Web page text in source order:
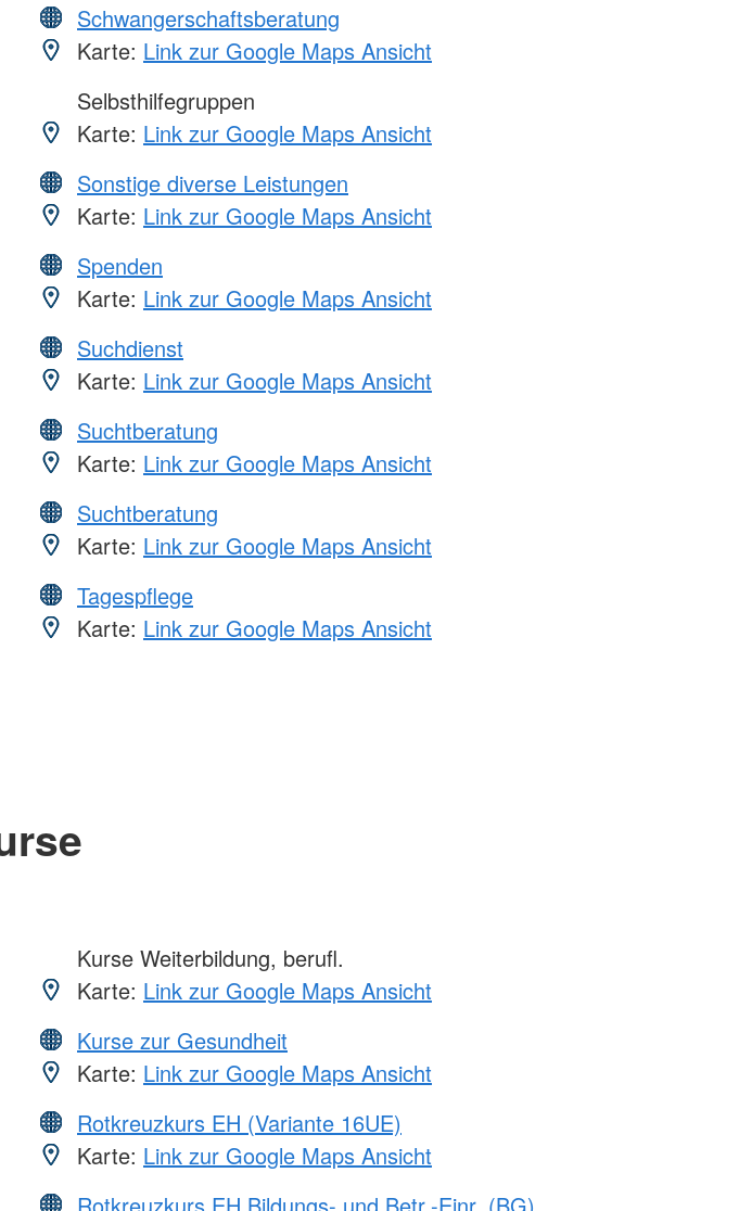
Schwangerschaftsberatung
Karte: Link zur Google Maps Ansicht
Selbsthilfegruppen
Karte: Link zur Google Maps Ansicht
Sonstige diverse Leistungen
Karte: Link zur Google Maps Ansicht
Spenden
Karte: Link zur Google Maps Ansicht
Suchdienst
Karte: Link zur Google Maps Ansicht
Suchtberatung
Karte: Link zur Google Maps Ansicht
Suchtberatung
Karte: Link zur Google Maps Ansicht
Tagespflege
Karte: Link zur Google Maps Ansicht
Kurse Weiterbildung, berufl.
Karte: Link zur Google Maps Ansicht
Kurse zur Gesundheit
Karte: Link zur Google Maps Ansicht
Rotkreuzkurs EH (Variante 16UE)
Karte: Link zur Google Maps Ansicht